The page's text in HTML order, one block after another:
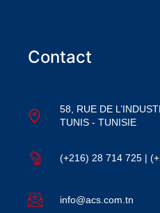
Contact
58, RUE DE
TUNIS - TUNISIE
(+216) 28 714 725 |
info@acs.com.tn